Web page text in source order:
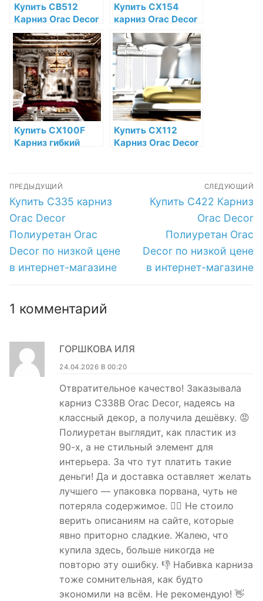
Купить CB512
Карниз Orac Decor
Дюрофом Orac
Decor по низкой
цене в интернет-
магазине
Купить CX154
карниз Orac Decor
Дюрополимер по
низкой цене в
интернет-
магазине
Купить CX100F
Карниз гибкий
низкой цене в
интернет-
магазине
Купить CX112
Карниз Orac Decor
магазине
Навигация
по
записям
ПРЕДЫДУЩИЙ
Предыдущая
запись:
Купить C335 карниз
Orac Decor
Полиуретан Orac
Decor по низкой цене
в интернет-магазине
СЛЕДУЮЩИЙ
Следующая
Купить C422 Карниз
Orac Decor
Полиуретан Orac
Decor по низкой цене
в интернет-магазине
1 комментарий
ГОРШКОВА ИЛЯ
24.04.2026 В 00:20
Отвратительное качество! Заказывала
карниз C338B Orac Decor, надеясь на
классный декор, а получила дешёвку. 😡
Полиуретан выглядит, как пластик из
90-х, а не стильный элемент для
интерьера. За что тут платить такие
деньги! Да и доставка оставляет желать
лучшего — упаковка порвана, чуть не
потеряла содержимое. 🤦‍♀️ Не стоило
верить описаниям на сайте, которые
явно приторно сладкие. Жалею, что
купила здесь, больше никогда не
повторю эту ошибку. 👎 Набивка карниза
тоже сомнительная, как будто
экономили на всём. Не рекомендую! 👋